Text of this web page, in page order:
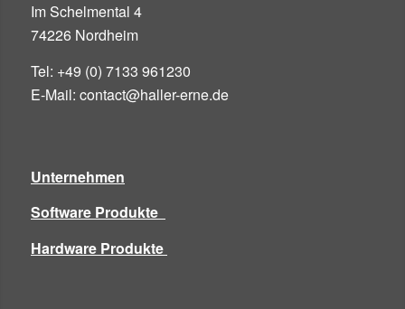
Im Schelmental 4
74226 Nordheim
Tel: +49 (0) 7133 961230
E-Mail: contact@haller-erne.de
Unternehmen
Software Produkte
Hardware Produkte